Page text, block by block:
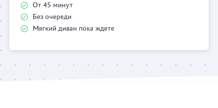
От 45 минут
Без очереди
Мягкий диван пока ждете